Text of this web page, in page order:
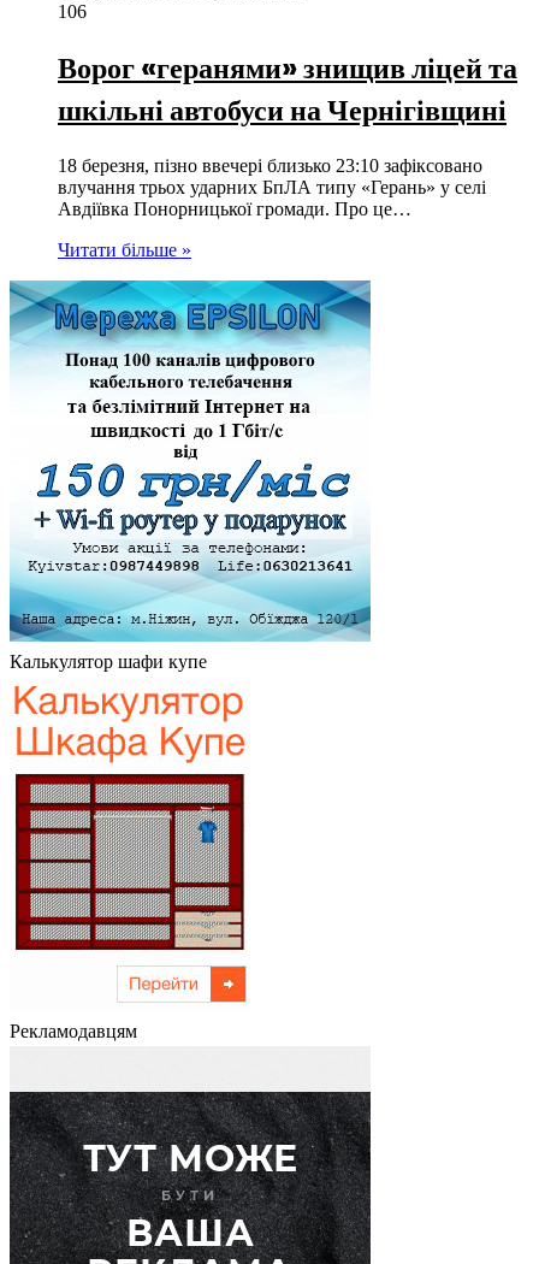
106
Ворог «геранями» знищив ліцей та
шкільні автобуси на Чернігівщині
18 березня, пізно ввечері близько 23:10 зафіксовано
влучання трьох ударних БпЛА типу «Герань» у селі
Авдіївка Понорницької громади. Про це…
Читати більше »
Калькулятор шафи купе
Рекламодавцям